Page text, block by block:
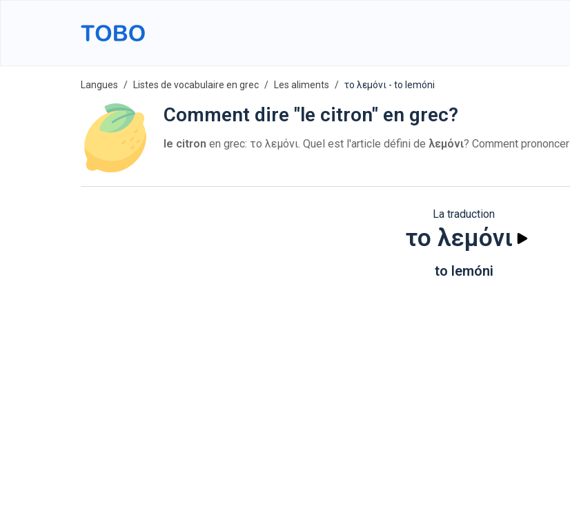
Langues Listes de vocabulaire en grec Les aliments το λεμόνι - to lemóni
Comment dire "le citron" en grec?
le citron en grec: το λεμόνι. Quel est l'article défini de λεμόνι? Comment prononcer
La traduction
το λεμόνι
to lemóni